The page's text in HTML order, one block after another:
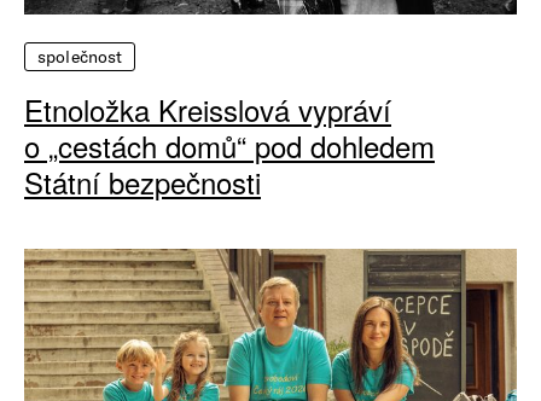
společnost
Etnoložka Kreisslová vypráví
o „cestách domů“ pod dohledem
Státní bezpečnosti